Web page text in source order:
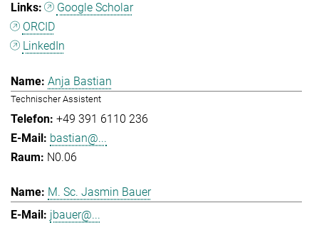
Google Scholar
ORCID
LinkedIn
Anja Bastian
Technischer Assistent
+49 391 6110 236
bastian@...
N0.06
M. Sc. Jasmin Bauer
jbauer@...